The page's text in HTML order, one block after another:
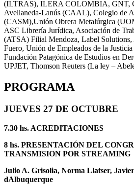
(ILTRAS), ILERA COLOMBIA, GNT,
Avellaneda-Lanús (CAAL), Colegio de
(CASM),Unión Obrera Metalúrgica
ASC Librería Jurídica, Asociación de
(ATSA) Filial Mendoza, Label Solutions,
Fuero, Unión de Empleados de la
Fundación Patagónica de Estudios en
UPJET, Thomson Reuters (La ley –
PROGRAMA
JUEVES 27 DE OCTUBRE
7.30 hs. ACREDITACIONES
8 hs. PRESENTACIÓN DEL
TRANSMISION POR STREAMING
Julio A. Grisolia, Norma Llatser,
dAlbuquerque